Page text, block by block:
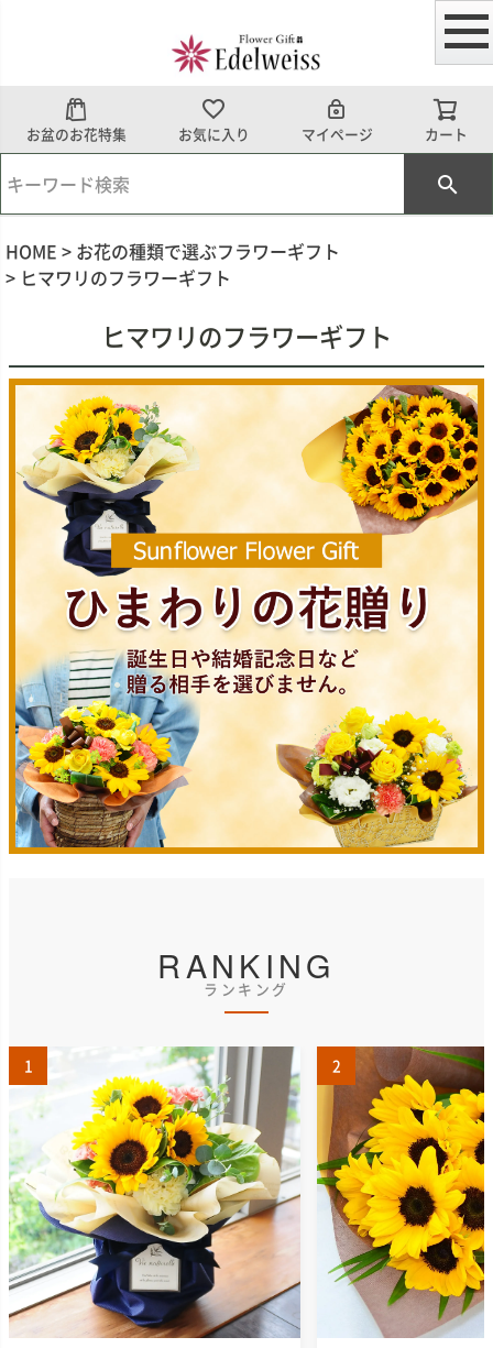
お盆のお花特集 お気に入り マイページ カート
HOME
お花の種類で選ぶフラワーギフト
ヒマワリのフラワーギフト
ヒマワリのフラワーギフト
RANKING
ランキング
1 2